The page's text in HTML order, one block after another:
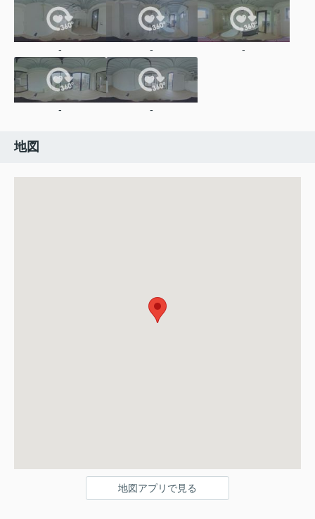
- - -
- -
地図
地図アプリで見る